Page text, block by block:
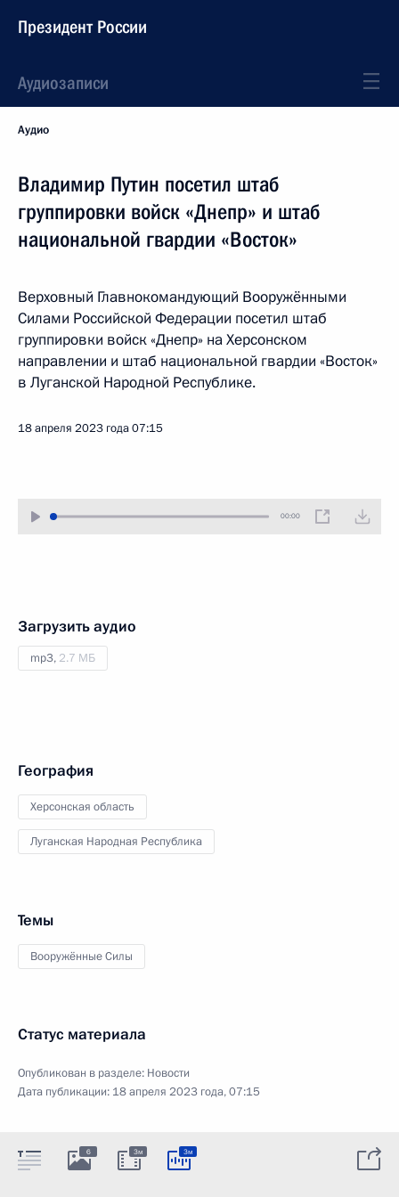
Президент России
Аудиозаписи
Аудио
Владимир Путин посетил штаб
группировки войск «Днепр» и штаб
национальной гвардии «Восток»
Верховный Главнокомандующий Вооружёнными
Силами Российской Федерации посетил штаб
группировки войск «Днепр» на Херсонском
направлении и штаб национальной гвардии «Восток»
в Луганской Народной Республике.
18 апреля 2023 года07:15
00:00
Загрузить аудио
mp3, 2.7 МБ
География
Херсонская область
Луганская Народная Республика
Темы
Вооружённые Силы
Статус материала
Опубликован в разделе: Новости
Дата публикации: 18 апреля 2023 года, 07:15
6 3м 3м